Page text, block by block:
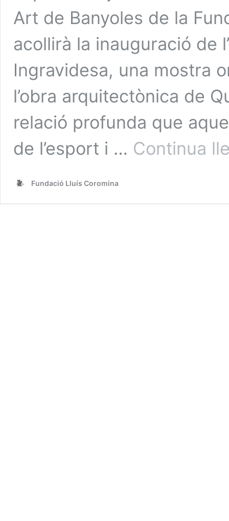
Art de Banyoles de la
acollirà la inauguració de
Ingravidesa, una mostra
l’obra arquitectònica de
relació profunda que
de l’esport i … Continua
Fundació Lluís Coromina